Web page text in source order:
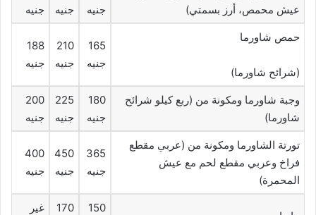
عيش محمص، أرز بسمتي)
جنيه
جنيه
جنيه
حمص شاورما
(شرائح شاورما)
165
جنيه
210
جنيه
188
جنيه
وجبة شاورما ومكونة من (ربع كيلو شرائح
شاورما)
180
جنيه
225
جنيه
200
جنيه
تورتة الشاورما ومكونة من (عربي مقطع
فراخ وعربي مقطع لحم مع عيش
المحمرة)
365
جنيه
450
جنيه
400
جنيه
150
170
غير